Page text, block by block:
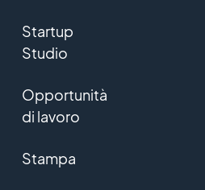
Startup
Studio
Opportunità
di lavoro
Stampa